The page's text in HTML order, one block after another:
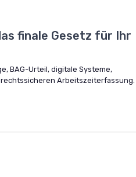
finale Gesetz für Ihr
BAG-Urteil, digitale Systeme,
rechtssicheren Arbeitszeiterfassung.